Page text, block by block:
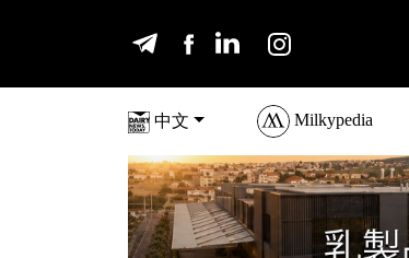
中文 Milkypedia